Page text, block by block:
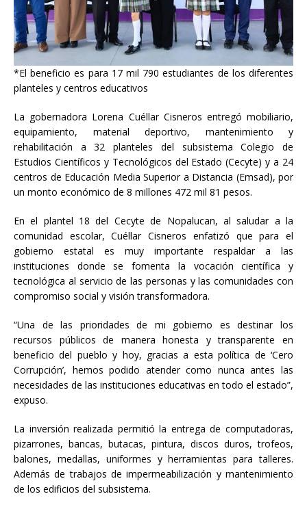
*El beneficio es para 17 mil 790 estudiantes de los diferentes
planteles y centros educativos
La gobernadora Lorena Cuéllar Cisneros entregó mobiliario,
equipamiento, material deportivo, mantenimiento y
rehabilitación a 32 planteles del subsistema Colegio de
Estudios Científicos y Tecnológicos del Estado (Cecyte) y a 24
centros de Educación Media Superior a Distancia (Emsad), por
un monto económico de 8 millones 472 mil 81 pesos.
En el plantel 18 del Cecyte de Nopalucan, al saludar a la
comunidad escolar, Cuéllar Cisneros enfatizó que para el
gobierno estatal es muy importante respaldar a las
instituciones donde se fomenta la vocación científica y
tecnológica al servicio de las personas y las comunidades con
compromiso social y visión transformadora.
“Una de las prioridades de mi gobierno es destinar los
recursos públicos de manera honesta y transparente en
beneficio del pueblo y hoy, gracias a esta política de ‘Cero
Corrupción’, hemos podido atender como nunca antes las
necesidades de las instituciones educativas en todo el estado”,
expuso.
La inversión realizada permitió la entrega de computadoras,
pizarrones, bancas, butacas, pintura, discos duros, trofeos,
balones, medallas, uniformes y herramientas para talleres.
Además de trabajos de impermeabilización y mantenimiento
de los edificios del subsistema.